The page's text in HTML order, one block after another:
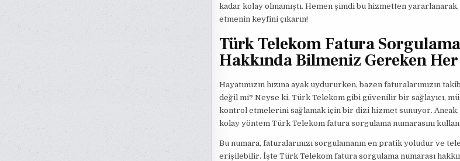
kadar kolay olmamıştı. Hemen şimdi bu hizmetten
etmenin keyfini çıkarın!
Türk Telekom Fatura
Hakkında Bilmeniz Gereken Her
Hayatımızın hızına ayak uydururken, bazen faturalarımızın
değil mi? Neyse ki, Türk Telekom gibi güvenilir bir sağlayıcı,
kontrol etmelerini sağlamak için bir dizi hizmet sunuyor. Ancak,
kolay yöntem Türk Telekom fatura sorgulama numarasını
Bu numara, faturalarınızı sorgulamanın en pratik yoludur ve
erişilebilir. İşte Türk Telekom fatura sorgulama numarası